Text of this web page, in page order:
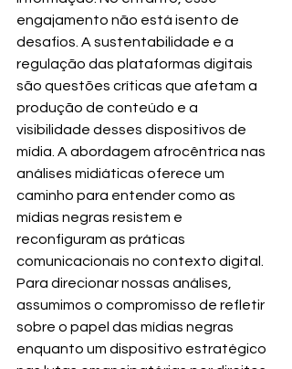
engajamento não está isento de
desafios. A sustentabilidade e a
regulação das plataformas digitais
são questões críticas que afetam a
produção de conteúdo e a
visibilidade desses dispositivos de
mídia. A abordagem afrocêntrica nas
análises midiáticas oferece um
caminho para entender como as
mídias negras resistem e
reconfiguram as práticas
comunicacionais no contexto digital.
Para direcionar nossas análises,
assumimos o compromisso de refletir
sobre o papel das mídias negras
enquanto um dispositivo estratégico